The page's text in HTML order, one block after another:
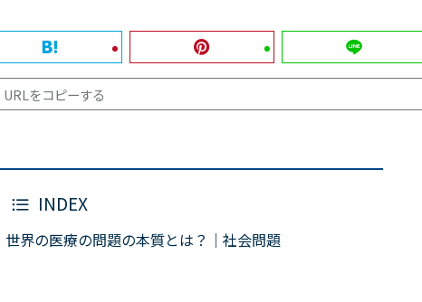
URLをコピーする
INDEX
界の医療の問題の本質とは？｜社会問題